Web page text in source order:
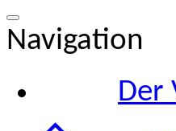
Navigation
Der